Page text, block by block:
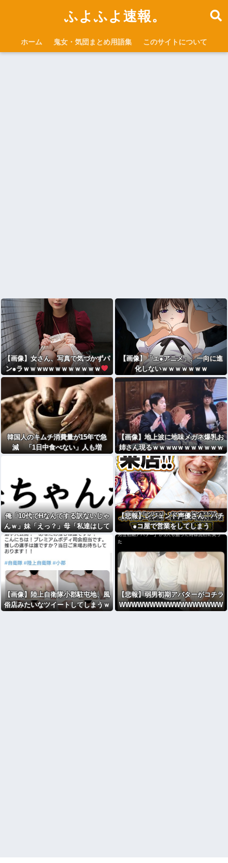
ふよふよ速報。
ホーム 鬼女・気団まとめ用語集 このサイトについて
【画像】女さん、写真で気づかずパ
ン●ラｗｗｗwｗｗｗｗｗｗｗｗ
【画像】「エ●アニメ」、一向に進
化しないｗｗｗｗｗｗｗ
韓国人のキムチ消費量が15年で急
減 「1日中食べない」人も増
【画像】地上波に地味メガネ爆乳お
姉さん現るｗｗｗwｗｗｗｗｗｗｗ
ｗ
俺「10代でHなんてする訳ないじゃ
んｗ」妹「えっ？」母「私達はして
たよね」wwwｗ
【悲報】レジェンド声優さん、パチ
●コ屋で営業をしてしまう
【画像】陸上自衛隊小郡駐屯地、風
俗店みたいなツイートしてしまうｗ
【悲報】弱男初期アバターがコチラ
WWWWWWWWWWWWWWWWW